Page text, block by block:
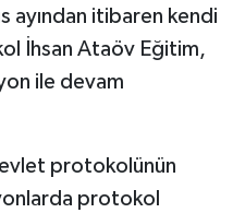
ayından itibaren kendi
İhsan Ataöv Eğitim,
ile devam
protokolünün
protokol